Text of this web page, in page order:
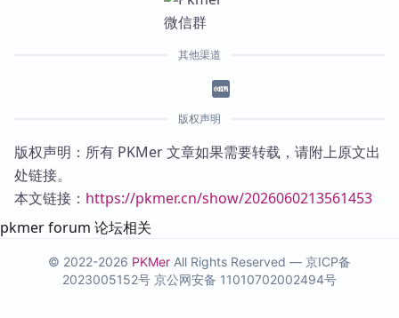
其他渠道
版权声明
版权声明：所有 PKMer 文章如果需要转载，请附上原文出
处链接。
本文链接： https://pkmer.cn/show/2026060213561453
pkmer forum 论坛相关
© 2022-2026 PKMer All Rights Reserved — 京ICP备
2023005152号 京公网安备 11010702002494号